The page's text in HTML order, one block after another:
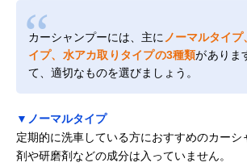
カーシャンプーには、主に ノーマルタイ
イプ、水アカ取りタイプの3種類がありま
て、適切なものを選びましょう。
▼ノーマルタイプ
定期的に洗車している方におすすめのカーシ
剤や研磨剤などの成分は入っていません。